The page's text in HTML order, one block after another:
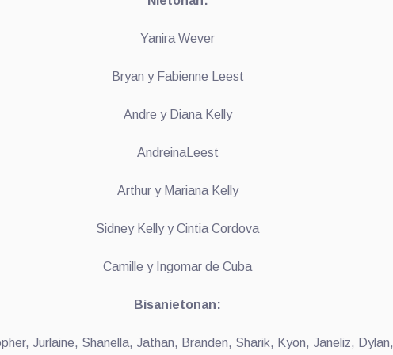
Yanira Wever
Bryan y Fabienne Leest
Andre y Diana Kelly
AndreinaLeest
Arthur y Mariana Kelly
Sidney Kelly y Cintia Cordova
Camille y Ingomar de Cuba
Bisanietonan:
Jurlaine, Shanella, Jathan, Branden, Sharik, Kyon, Janeliz, Dylan,